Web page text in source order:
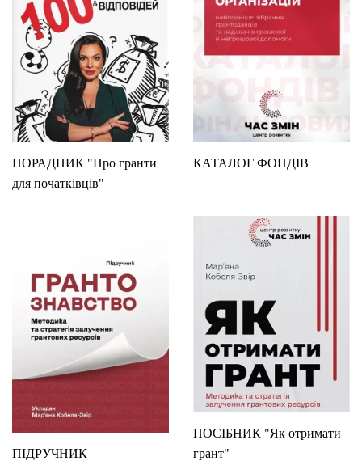
ПОРАДНИК "Про гранти
для початківців"
КАТАЛОГ ФОНДІВ
ПОСІБНИК "Як отримати
грант"
ПІДРУЧНИК